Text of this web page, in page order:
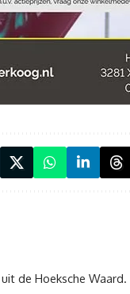
de Hoeksche Waard.